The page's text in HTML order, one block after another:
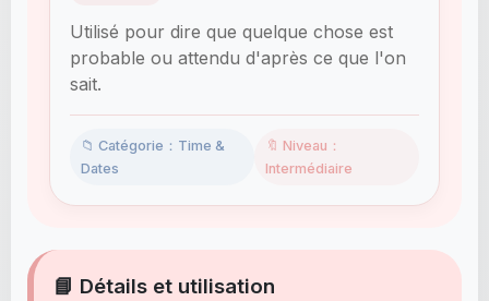
Utilisé pour dire que quelque chose est
probable ou attendu d'après ce que l'on
sait.
📁 Catégorie：Time &
Dates
🔖 Niveau：
Intermédiaire
📘 Détails et utilisation